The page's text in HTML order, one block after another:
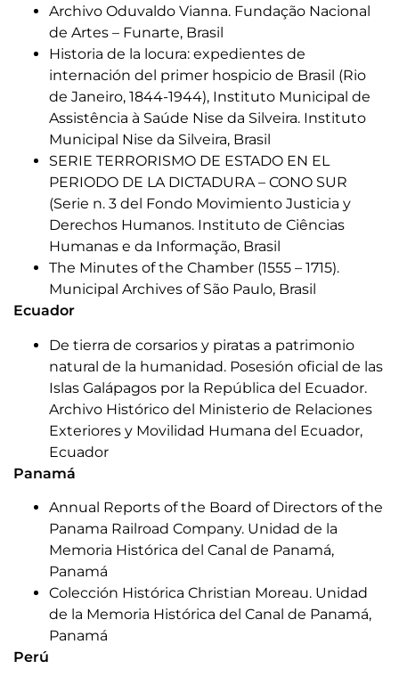
Archivo Oduvaldo Vianna. Fundação Nacional
de Artes – Funarte, Brasil
Historia de la locura: expedientes de
internación del primer hospicio de Brasil (Rio
de Janeiro, 1844-1944), Instituto Municipal de
Assistência à Saúde Nise da Silveira. Instituto
Municipal Nise da Silveira, Brasil
SERIE TERRORISMO DE ESTADO EN EL
PERIODO DE LA DICTADURA – CONO SUR
(Serie n. 3 del Fondo Movimiento Justicia y
Derechos Humanos. Instituto de Ciências
Humanas e da Informação, Brasil
The Minutes of the Chamber (1555 – 1715).
Municipal Archives of São Paulo, Brasil
Ecuador
De tierra de corsarios y piratas a patrimonio
natural de la humanidad. Posesión oficial de las
Islas Galápagos por la República del Ecuador.
Archivo Histórico del Ministerio de Relaciones
Exteriores y Movilidad Humana del Ecuador,
Ecuador
Panamá
Annual Reports of the Board of Directors of the
Panama Railroad Company. Unidad de la
Memoria Histórica del Canal de Panamá,
Panamá
Colección Histórica Christian Moreau. Unidad
de la Memoria Histórica del Canal de Panamá,
Panamá
Perú